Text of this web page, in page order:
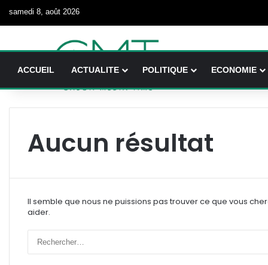
samedi 8, août 2026
ACCUEIL ACTUALITE POLITIQUE ECONOMIE
Aucun résultat
Il semble que nous ne puissions pas trouver ce que vous
aider.